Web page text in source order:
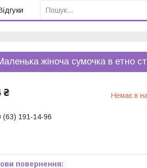
жіноча сумочка в етно
₴ Немає в
(63) 191-14-96